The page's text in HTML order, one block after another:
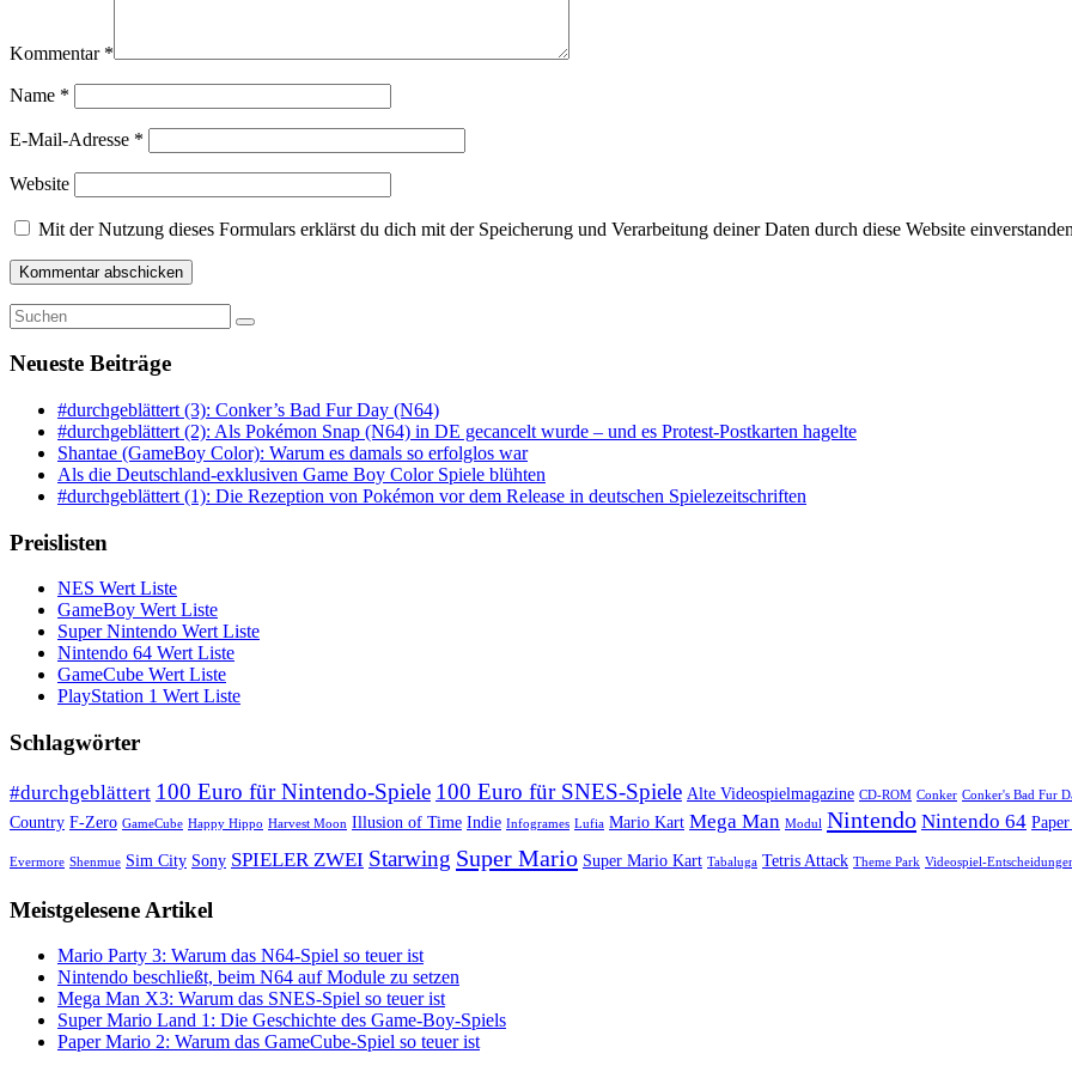
Kommentar *
Name *
E-Mail-Adresse *
Website
Mit der Nutzung dieses Formulars erklärst du dich mit der Speicherung und Verarbeitung deiner Daten durch diese Website
Neueste Beiträge
#durchgeblättert (3): Conker’s Bad Fur Day (N64)
#durchgeblättert (2): Als Pokémon Snap (N64) in DE gecancelt wurde – und es Protest-Postkarten hagelte
Shantae (GameBoy Color): Warum es damals so erfolglos war
Als die Deutschland-exklusiven Game Boy Color Spiele blühten
#durchgeblättert (1): Die Rezeption von Pokémon vor dem Release in deutschen Spielezeitschriften
Preislisten
NES Wert Liste
GameBoy Wert Liste
Super Nintendo Wert Liste
Nintendo 64 Wert Liste
GameCube Wert Liste
PlayStation 1 Wert Liste
Schlagwörter
#durchgeblättert 100 Euro für Nintendo-Spiele 100 Euro für SNES-Spiele Alte Videospielmagazine CD-ROM Conker Conker's Bad Fur
Country F-Zero GameCube Happy Hippo Harvest Moon Illusion of Time Indie Infogrames Lufia Mario Kart Mega Man Modul Nintendo Nintendo 64
Evermore Shenmue Sim City Sony SPIELER ZWEI Starwing Super Mario Super Mario Kart Tabaluga Tetris Attack Theme Park Videospiel-
Meistgelesene Artikel
Mario Party 3: Warum das N64-Spiel so teuer ist
Nintendo beschließt, beim N64 auf Module zu setzen
Mega Man X3: Warum das SNES-Spiel so teuer ist
Super Mario Land 1: Die Geschichte des Game-Boy-Spiels
Paper Mario 2: Warum das GameCube-Spiel so teuer ist